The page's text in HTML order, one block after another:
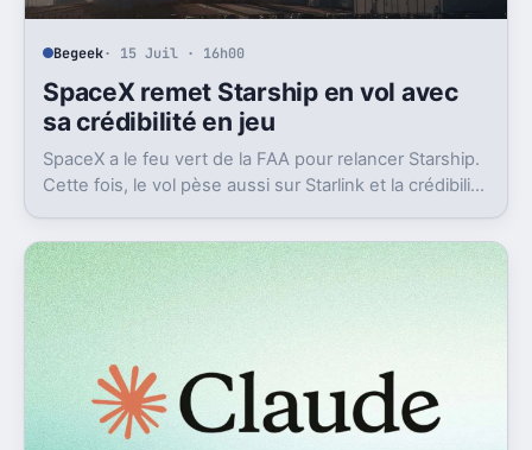
Begeek· 15 Juil · 16h00
SpaceX remet Starship en vol avec
sa crédibilité en jeu
SpaceX a le feu vert de la FAA pour relancer Starship.
Cette fois, le vol pèse aussi sur Starlink et la crédibilité